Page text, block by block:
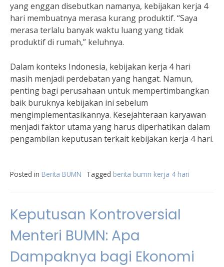
yang enggan disebutkan namanya, kebijakan kerja 4
hari membuatnya merasa kurang produktif. “Saya
merasa terlalu banyak waktu luang yang tidak
produktif di rumah,” keluhnya.
Dalam konteks Indonesia, kebijakan kerja 4 hari
masih menjadi perdebatan yang hangat. Namun,
penting bagi perusahaan untuk mempertimbangkan
baik buruknya kebijakan ini sebelum
mengimplementasikannya. Kesejahteraan karyawan
menjadi faktor utama yang harus diperhatikan dalam
pengambilan keputusan terkait kebijakan kerja 4 hari.
Posted in Berita BUMN Tagged berita bumn kerja 4 hari
Keputusan Kontroversial
Menteri BUMN: Apa
Dampaknya bagi Ekonomi